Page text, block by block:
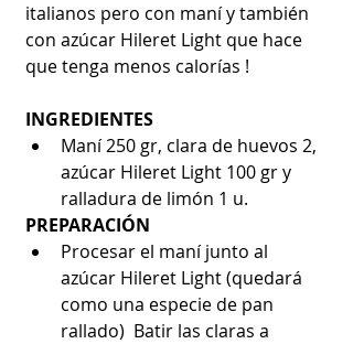
italianos pero con maní y también
con azúcar Hileret Light que hace
que tenga menos calorías !
INGREDIENTES
Maní 250 gr, clara de huevos 2,
azúcar Hileret Light 100 gr y
ralladura de limón 1 u.
PREPARACIÓN
Procesar el maní junto al
azúcar Hileret Light (quedará
como una especie de pan
rallado)  Batir las claras a